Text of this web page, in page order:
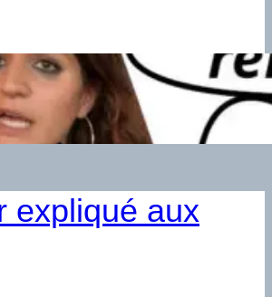
expliqué aux